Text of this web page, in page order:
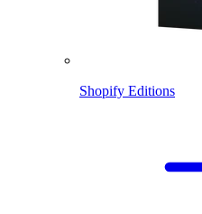
Shopify Editions